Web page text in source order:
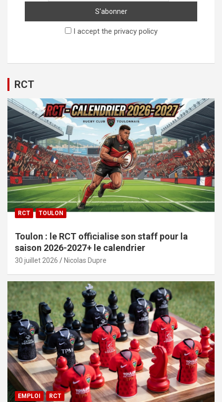
I accept the privacy policy
RCT
RCT TOULON
Toulon : le RCT officialise son staff pour la
saison 2026-2027+ le calendrier
30 juillet 2026 Nicolas Dupre
EMPLOI RCT